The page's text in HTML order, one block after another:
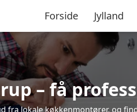
Forside Jylland
– få
fra lokale køkkenmontører, og